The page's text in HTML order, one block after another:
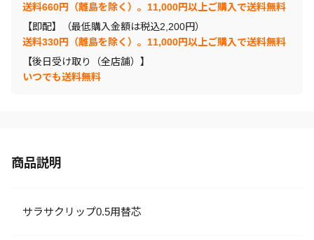
送料660円（離島を除く）。11,000円以上ご購入で送料無料
【即配】（最低購入金額は税込2,200円）
送料330円（離島を除く）。11,000円以上ご購入で送料無料
【後日受け取り（全店舗）】
いつでも送料無料
商品説明
サラサクリップ0.5用替芯